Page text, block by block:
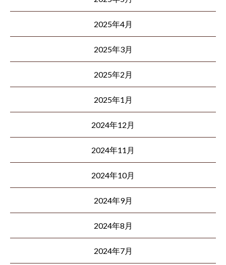
2025年4月
2025年3月
2025年2月
2025年1月
2024年12月
2024年11月
2024年10月
2024年9月
2024年8月
2024年7月